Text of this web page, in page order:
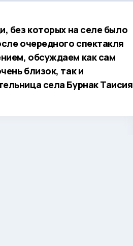
без которых на селе было
очередного спектакля
обсуждаем как сам
близок, так и
села Бурнак Таисия